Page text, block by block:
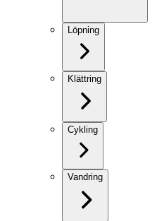
Löpning
Klättring
Cykling
Vandring